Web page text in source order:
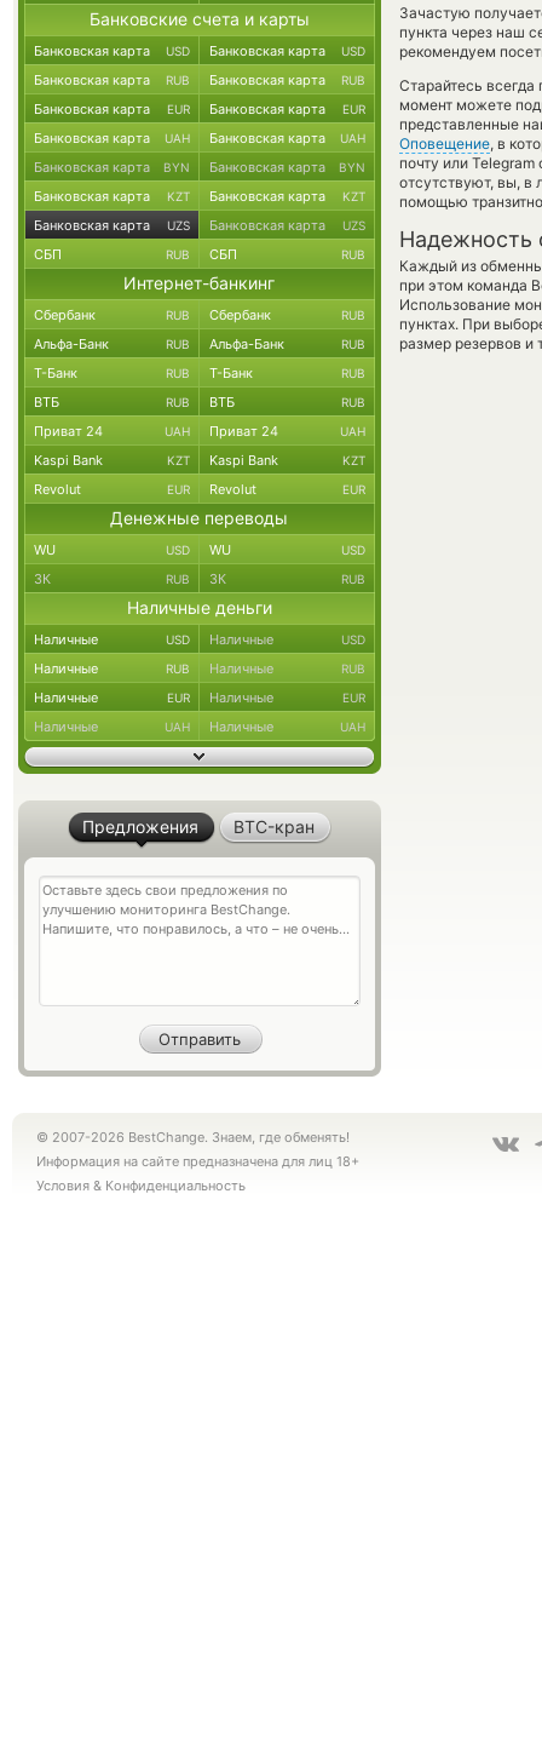
Зачастую
пункта через наш
рекомендуем
Старайтесь
момент можете
представленные
Оповещение, в
почту или
отсутствуют, вы,
помощью
Надежность
Каждый из
при этом команда
Использование
пунктах. При
размер резервов и
Банковские счета и карты
Банковская карта USD Банковская карта USD
Банковская карта RUB Банковская карта RUB
Банковская карта EUR Банковская карта EUR
Банковская карта UAH Банковская карта UAH
Банковская карта BYN Банковская карта BYN
Банковская карта KZT Банковская карта KZT
Банковская карта UZS Банковская карта UZS
СБП RUB СБП RUB
Интернет-банкинг
Сбербанк RUB Сбербанк RUB
Альфа-Банк RUB Альфа-Банк RUB
Т-Банк RUB Т-Банк RUB
ВТБ RUB ВТБ RUB
Приват 24 UAH Приват 24 UAH
Kaspi Bank KZT Kaspi Bank KZT
Revolut EUR Revolut EUR
Денежные переводы
WU USD WU USD
ЗК RUB ЗК RUB
Наличные деньги
Наличные USD Наличные USD
Наличные RUB Наличные RUB
Наличные EUR Наличные EUR
Наличные UAH Наличные UAH
Предложения BTC-кран
© 2007-2026 BestChange. Знаем, где обменять!
Информация на сайте предназначена для лиц 18+
Условия & Конфиденциальность